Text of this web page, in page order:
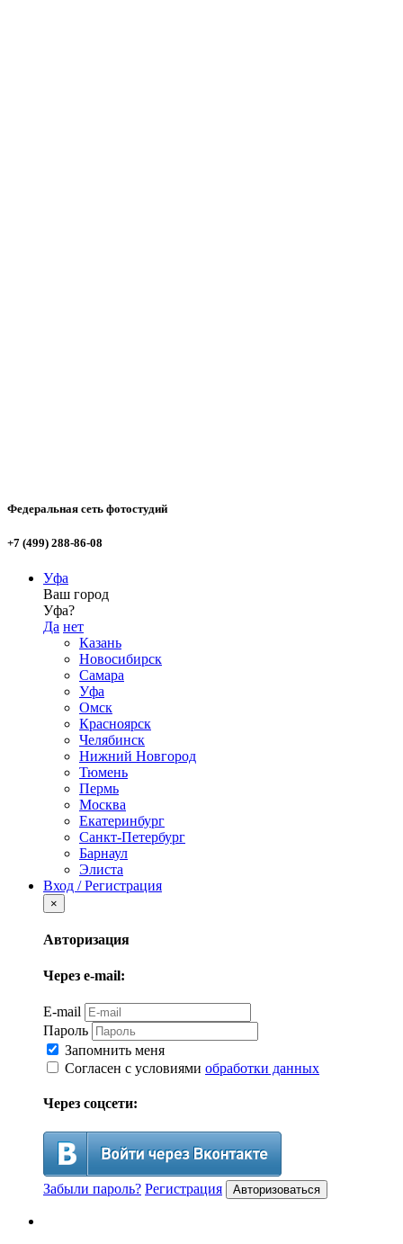
Федеральная сеть фотостудий
+7 (499) 288-86-08
Уфа
Ваш город
Уфа?
Да нет
Казань
Новосибирск
Самара
Уфа
Омск
Красноярск
Челябинск
Нижний Новгород
Тюмень
Пермь
Москва
Екатеринбург
Санкт-Петербург
Барнаул
Элиста
Вход / Регистрация
×
Авторизация
Через e-mail:
E-mail
Пароль
Запомнить меня
Согласен с условиями обработки данных
Через соцсети:
Забыли пароль? Регистрация Авторизоваться